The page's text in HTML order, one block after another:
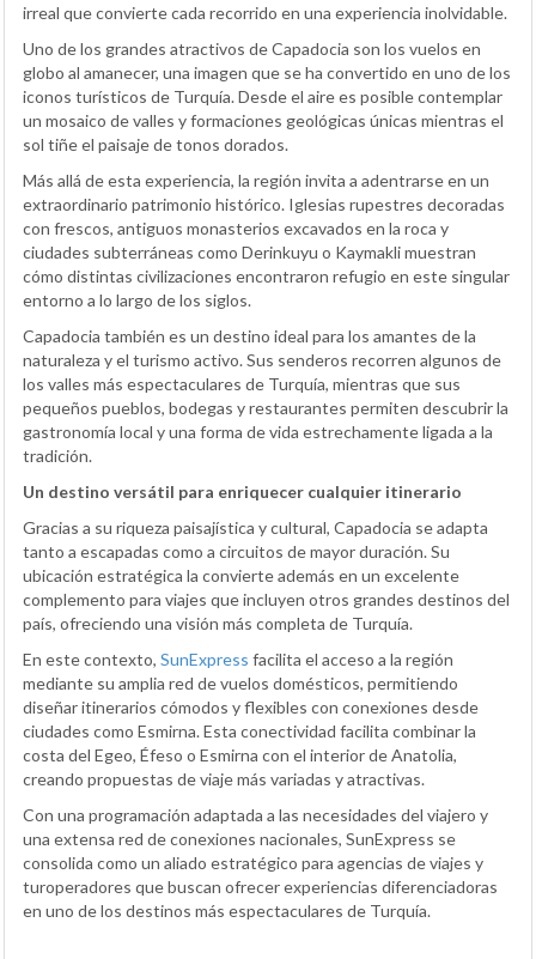
irreal que convierte cada recorrido en una experiencia inolvidable.
Uno de los grandes atractivos de Capadocia son los vuelos en
globo al amanecer, una imagen que se ha convertido en uno de los
iconos turísticos de Turquía. Desde el aire es posible contemplar
un mosaico de valles y formaciones geológicas únicas mientras el
sol tiñe el paisaje de tonos dorados.
Más allá de esta experiencia, la región invita a adentrarse en un
extraordinario patrimonio histórico. Iglesias rupestres decoradas
con frescos, antiguos monasterios excavados en la roca y
ciudades subterráneas como Derinkuyu o Kaymakli muestran
cómo distintas civilizaciones encontraron refugio en este singular
entorno a lo largo de los siglos.
Capadocia también es un destino ideal para los amantes de la
naturaleza y el turismo activo. Sus senderos recorren algunos de
los valles más espectaculares de Turquía, mientras que sus
pequeños pueblos, bodegas y restaurantes permiten descubrir la
gastronomía local y una forma de vida estrechamente ligada a la
tradición.
Un destino versátil para enriquecer cualquier itinerario
Gracias a su riqueza paisajística y cultural, Capadocia se adapta
tanto a escapadas como a circuitos de mayor duración. Su
ubicación estratégica la convierte además en un excelente
complemento para viajes que incluyen otros grandes destinos del
país, ofreciendo una visión más completa de Turquía.
En este contexto, SunExpress facilita el acceso a la región
mediante su amplia red de vuelos domésticos, permitiendo
diseñar itinerarios cómodos y flexibles con conexiones desde
ciudades como Esmirna. Esta conectividad facilita combinar la
costa del Egeo, Éfeso o Esmirna con el interior de Anatolia,
creando propuestas de viaje más variadas y atractivas.
Con una programación adaptada a las necesidades del viajero y
una extensa red de conexiones nacionales, SunExpress se
consolida como un aliado estratégico para agencias de viajes y
turoperadores que buscan ofrecer experiencias diferenciadoras
en uno de los destinos más espectaculares de Turquía.